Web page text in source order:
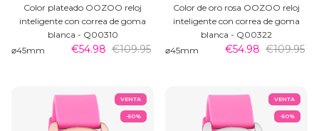
Color plateado OOZOO reloj
inteligente con correa de goma
blanca - Q00310
⌀45mm
€54.98 €109.95
Color de oro rosa OOZOO reloj
inteligente con correa de goma
blanca - Q00322
⌀45mm
€54.98 €109.95
VENTA
-50%
VENTA
-50%